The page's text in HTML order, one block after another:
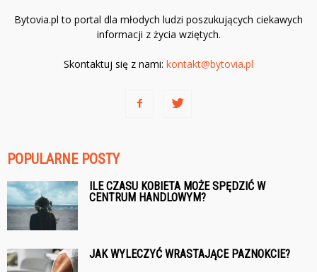
Bytovia.pl to portal dla młodych ludzi poszukujących ciekawych
informacji z życia wziętych.
Skontaktuj się z nami: kontakt@bytovia.pl
POPULARNE POSTY
ILE CZASU KOBIETA MOŻE SPĘDZIĆ W
CENTRUM HANDLOWYM?
JAK WYLECZYĆ WRASTAJĄCE PAZNOKCIE?